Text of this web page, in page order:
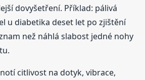
dovyšetření. Příklad: pálivá
u diabetika deset let po zjištění
než náhlá slabost jedné nohy
citlivost na dotyk, vibrace,